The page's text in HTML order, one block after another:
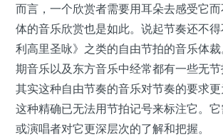
而言，一个欣赏者需要用耳朵去感受它
体的音乐欣赏也是如此。说起节奏还不
利高里圣咏》之类的自由节拍的音乐体
期音乐以及东方音乐中经常都有一些无节
其实这种自由节奏的音乐对节奏的要求
这种精确已无法用节拍记号来标注它。
或演唱者对它更深层次的了解和把握。